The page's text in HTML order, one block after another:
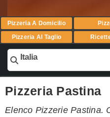
Pizzeria A Domicilio
Pizzeria Al Taglio
Italia
Pizzeria Pastina
Elenco Pizzerie Pastina.